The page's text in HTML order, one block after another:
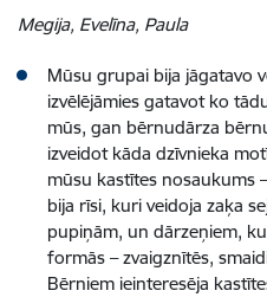
Megija, Evelīna, Paula
Mūsu grupai bija jāgatavo
izvēlējāmies gatavot ko
mūs, gan bērnudārza
izveidot kāda dzīvnieka
mūsu kastītes nosaukums
bija rīsi, kuri veidoja zaķa
pupiņām, un dārzeņiem,
formās – zvaigznītēs,
Bērniem ieinteresēja